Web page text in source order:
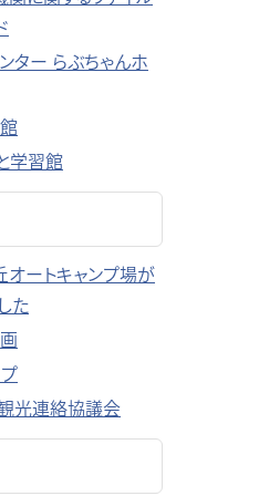
ター らぶちゃんホ
学習館
オートキャンプ場が
た
光連絡協議会